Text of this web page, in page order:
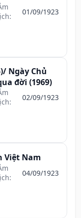
01/09/1923
Ngày Chủ
đời (1969)
02/09/1923
Việt Nam
04/09/1923